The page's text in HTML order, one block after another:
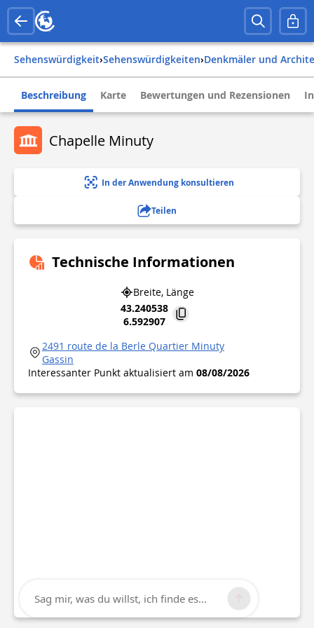
Sehenswürdigkeit› Sehenswürdigkeiten› Denkmäler und
Beschreibung Karte Bewertungen und Rezensionen
Chapelle Minuty
In der Anwendung konsultieren
Teilen
Technische Informationen
Breite, Länge
43.240538
6.592907
2491 route de la Berle Quartier Minuty
Gassin
Interessanter Punkt aktualisiert am 08/08/2026
Sag mir, was du willst, ich finde es...